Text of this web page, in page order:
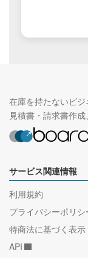
在庫を持たないビ
見積書・請求書作
サービス関連情報
利用規約
プライバシーポリシ
特商法に基づく表示
API